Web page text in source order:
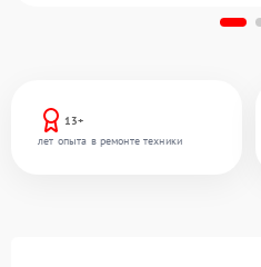
13+
лет опыта в ремонте техники